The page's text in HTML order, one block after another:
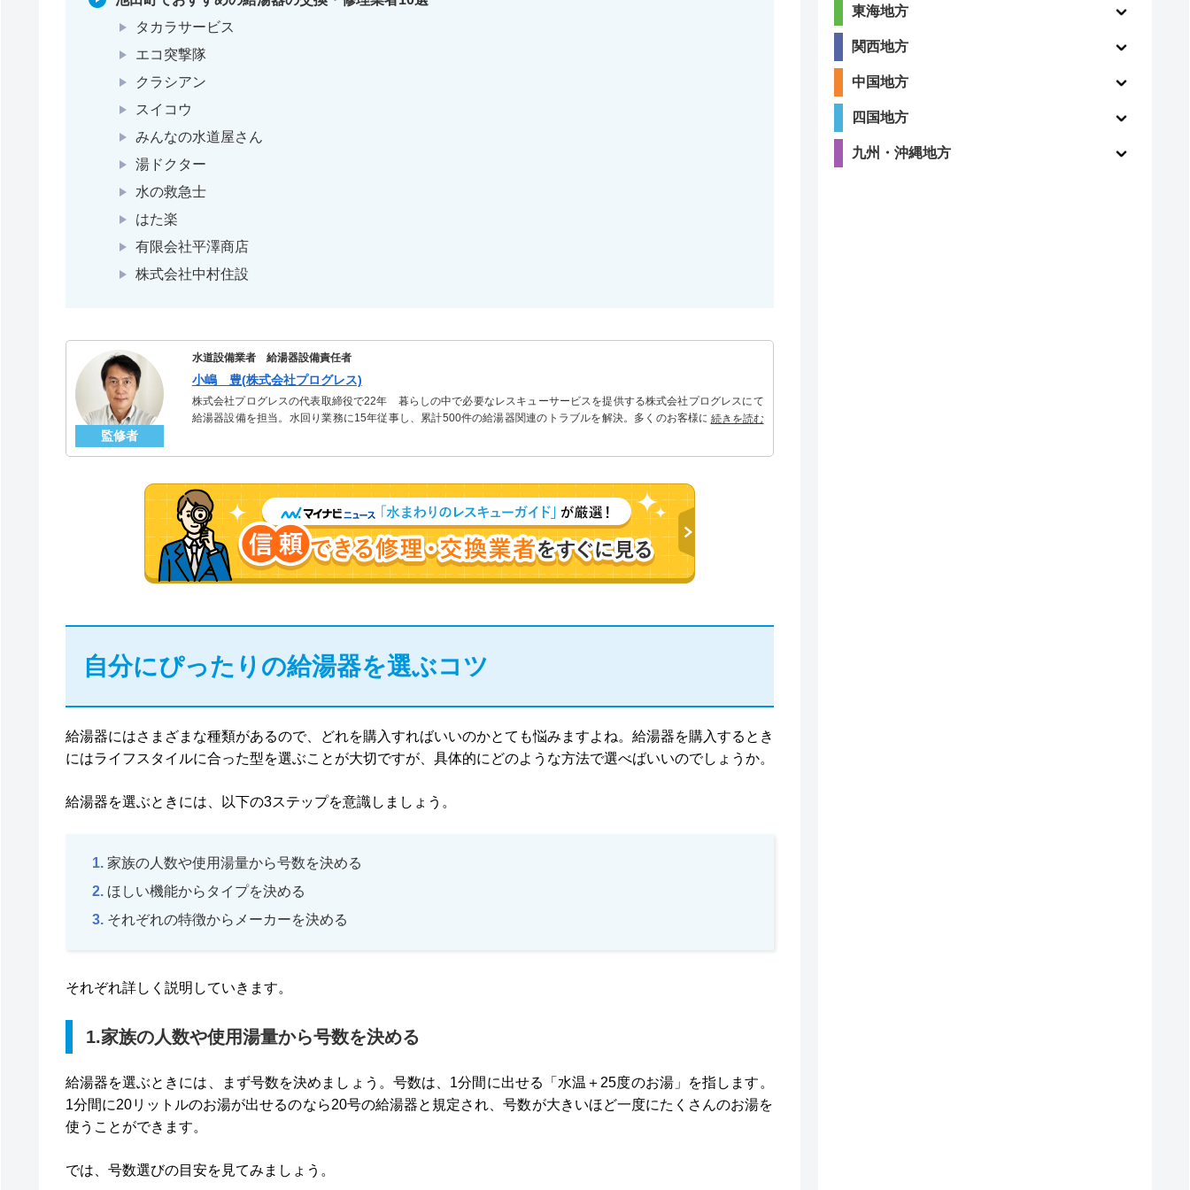
タカラサービス
エコ突撃隊
クラシアン
スイコウ
みんなの水道屋さん
湯ドクター
水の救急士
はた楽
有限会社平澤商店
株式会社中村住設
監修者
水道設備業者 給湯器設備責任者
小嶋 豊(株式会社プログレス)
株式会社プログレスの代表取締役で22年 暮らしの中で必要なレスキューサービスを提供する株式会社プログレスにて
給湯器設備を担当。水回り業務に15年従事し、累計500件の給湯器関連のトラブルを解決。多くのお客様に信頼される
続きを読む
自分にぴったりの給湯器を選ぶコツ
給湯器にはさまざまな種類があるので、どれを購入すればいいのかとても悩みますよね。給湯器を購入するとき
にはライフスタイルに合った型を選ぶことが大切ですが、具体的にどのような方法で選べばいいのでしょうか。
給湯器を選ぶときには、以下の3ステップを意識しましょう。
家族の人数や使用湯量から号数を決める
ほしい機能からタイプを決める
それぞれの特徴からメーカーを決める
それぞれ詳しく説明していきます。
1.家族の人数や使用湯量から号数を決める
給湯器を選ぶときには、まず号数を決めましょう。号数は、1分間に出せる「水温＋25度のお湯」を指します。
1分間に20リットルのお湯が出せるのなら20号の給湯器と規定され、号数が大きいほど一度にたくさんのお湯を
使うことができます。
では、号数選びの目安を見てみましょう。
東海地方
関西地方
中国地方
四国地方
九州・沖縄地方